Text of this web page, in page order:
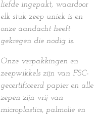
liefde ingepakt, waardoor
elk stuk zeep uniek is en
onze aandacht heeft
gekregen die nodig is.
Onze verpakkingen en
zeepwikkels zijn van FSC-
gecertificeerd papier en alle
zepen zijn vrij van
microplastics, palmolie en